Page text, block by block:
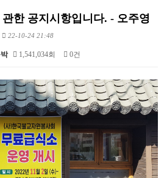
한 공지시항입니다. - 오주영
22-10-24 21:48
1,541,034회 0건